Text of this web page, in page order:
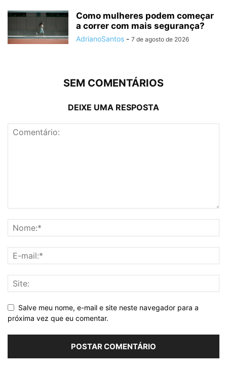
Como mulheres podem começar
a correr com mais segurança?
AdrianoSantos - 7 de agosto de 2026
SEM COMENTÁRIOS
DEIXE UMA RESPOSTA
Salve meu nome, e-mail e site neste navegador para a
próxima vez que eu comentar.